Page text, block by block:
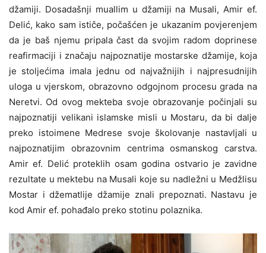
džamiji. Dosadašnji muallim u džamiji na Musali, Amir ef.
Delić, kako sam ističe, počašćen je ukazanim povjerenjem
da je baš njemu pripala čast da svojim radom doprinese
reafirmaciji i značaju najpoznatije mostarske džamije, koja
je stoljećima imala jednu od najvažnijih i najpresudnijih
uloga u vjerskom, obrazovno odgojnom procesu grada na
Neretvi. Od ovog mekteba svoje obrazovanje počinjali su
najpoznatiji velikani islamske misli u Mostaru, da bi dalje
preko istoimene Medrese svoje školovanje nastavljali u
najpoznatijim obrazovnim centrima osmanskog carstva.
Amir ef. Delić proteklih osam godina ostvario je zavidne
rezultate u mektebu na Musali koje su nadležni u Medžlisu
Mostar i džematlije džamije znali prepoznati. Nastavu je
kod Amir ef. pohađalo preko stotinu polaznika.